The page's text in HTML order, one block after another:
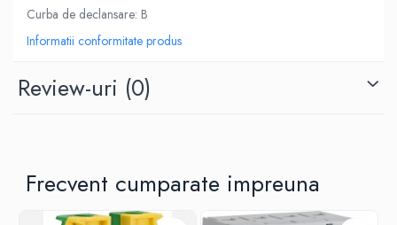
tablouri
Pini terminali
Contoare de energie
continuu
Curba de declansare: B
Informatii conformitate produs
Review-uri (0)
Frecvent cumparate impreuna